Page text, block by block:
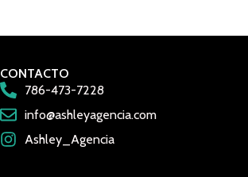
CONTACTO
786-473-7228
info@ashleyagencia.com
Ashley_Agencia